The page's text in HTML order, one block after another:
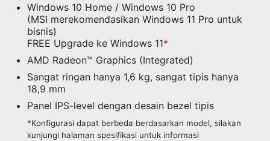
Windows 10 Home / Windows 10 Pro
(MSI merekomendasikan Windows 11 Pro untuk
bisnis)
FREE Upgrade ke Windows 11*
AMD Radeon™ Graphics (Integrated)
Sangat ringan hanya 1,6 kg, sangat tipis hanya
18,9 mm
Panel IPS-level dengan desain bezel tipis
*Konfigurasi dapat berbeda berdasarkan model, silakan
kunjungi halaman spesifikasi untuk informasi